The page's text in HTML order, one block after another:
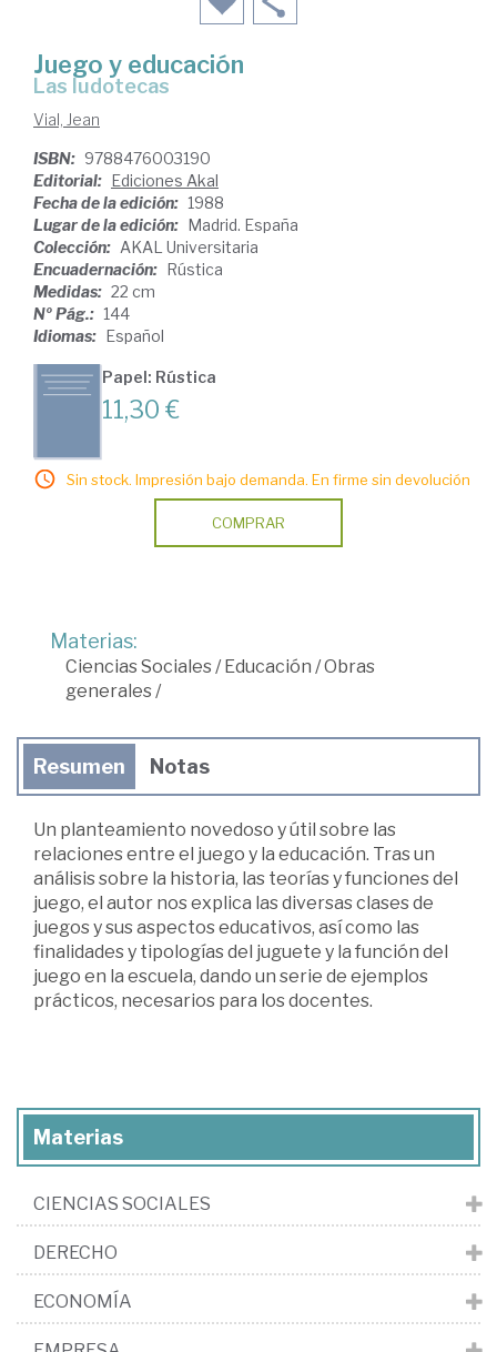
Juego y educación
las ludotecas
Vial, Jean
ISBN: 9788476003190
Editorial: Ediciones Akal
Fecha de la edición: 1988
Lugar de la edición: Madrid. España
Colección: AKAL Universitaria
Encuadernación: Rústica
Medidas: 22 cm
Nº Pág.: 144
Idiomas: Español
Papel: Rústica
11,30 €
Sin stock. Impresión bajo demanda. En firme sin devolución
COMPRAR
Materias:
Ciencias Sociales/Educación /Obras
generales/
Resumen Notas
Un planteamiento novedoso y útil sobre las
relaciones entre el juego y la educación. Tras un
análisis sobre la historia, las teorías y funciones del
juego, el autor nos explica las diversas clases de
juegos y sus aspectos educativos, así como las
finalidades y tipologías del juguete y la función del
juego en la escuela, dando un serie de ejemplos
prácticos, necesarios para los docentes.
Materias
CIENCIAS SOCIALES
DERECHO
ECONOMÍA